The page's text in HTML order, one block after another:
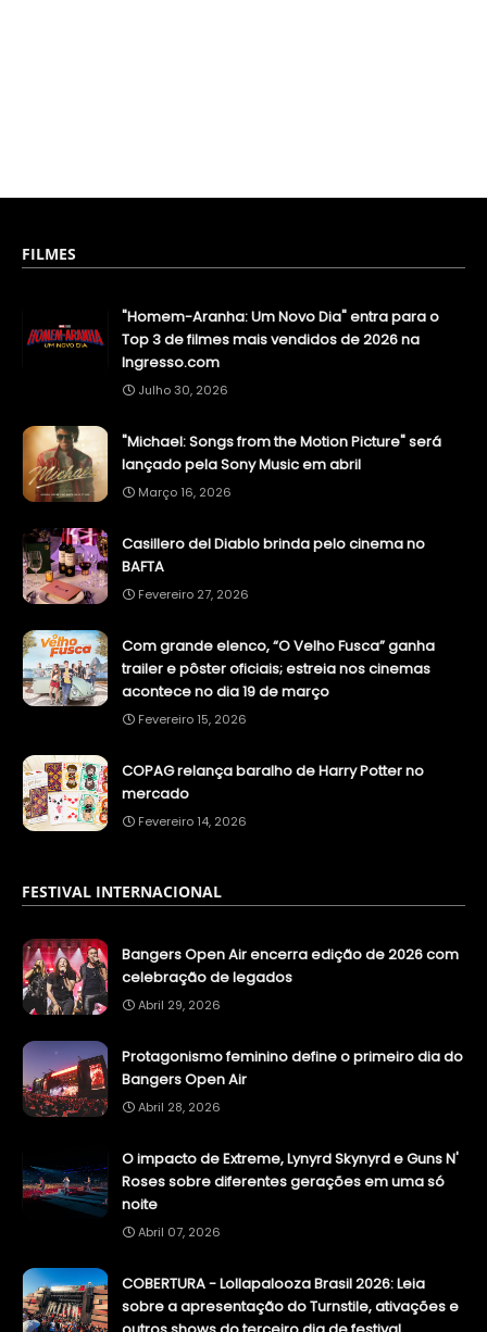
FILMES
"Homem-Aranha: Um Novo Dia" entra para o
Top 3 de filmes mais vendidos de 2026 na
Ingresso.com
Julho 30, 2026
"Michael: Songs from the Motion Picture" será
lançado pela Sony Music em abril
Março 16, 2026
Casillero del Diablo brinda pelo cinema no
BAFTA
Fevereiro 27, 2026
Com grande elenco, “O Velho Fusca” ganha
trailer e pôster oficiais; estreia nos cinemas
acontece no dia 19 de março
Fevereiro 15, 2026
COPAG relança baralho de Harry Potter no
mercado
Fevereiro 14, 2026
FESTIVAL INTERNACIONAL
Bangers Open Air encerra edição de 2026 com
celebração de legados
Abril 29, 2026
Protagonismo feminino define o primeiro dia do
Bangers Open Air
Abril 28, 2026
O impacto de Extreme, Lynyrd Skynyrd e Guns N'
Roses sobre diferentes gerações em uma só
noite
Abril 07, 2026
COBERTURA - Lollapalooza Brasil 2026: Leia
sobre a apresentação do Turnstile, ativações e